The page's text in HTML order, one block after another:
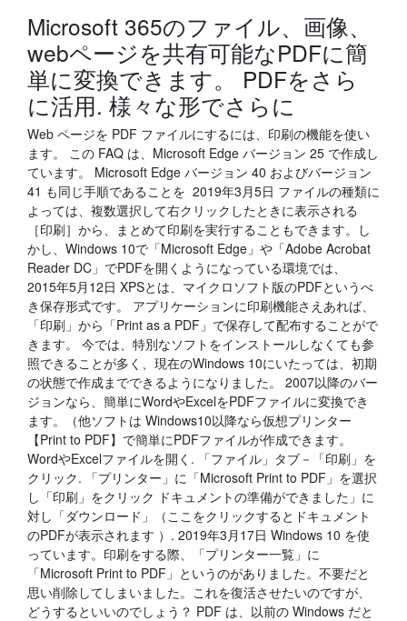
Microsoft 365のファイル、画像、
webページを共有可能なPDFに簡
単に変換できます。 PDFをさら
に活用. 様々な形でさらに
Web ページを PDF ファイルにするには、印刷の機能を使い
ます。 この FAQ は、Microsoft Edge バージョン 25 で作成し
ています。 Microsoft Edge バージョン 40 およびバージョン
41 も同じ手順であることを 2019年3月5日 ファイルの種類に
よっては、複数選択して右クリックしたときに表示される
［印刷］から、まとめて印刷を実行することもできます。し
かし、Windows 10で「Microsoft Edge」や「Adobe Acrobat
Reader DC」でPDFを開くようになっている環境では、
2015年5月12日 XPSとは、マイクロソフト版のPDFというべ
き保存形式です。 アプリケーションに印刷機能さえあれば、
「印刷」から「Print as a PDF」で保存して配布することがで
きます。 今では、特別なソフトをインストールしなくても参
照できることが多く、現在のWindows 10にいたっては、初期
の状態で作成までできるようになりました。 2007以降のバー
ジョンなら、簡単にWordやExcelをPDFファイルに変換でき
ます。（他ソフトは Windows10以降なら仮想プリンター
【Print to PDF】で簡単にPDFファイルが作成できます。
WordやExcelファイルを開く. 「ファイル」タブ－「印刷」を
クリック. 「プリンター」に「Microsoft Print to PDF」を選択
し「印刷」をクリック ドキュメントの準備ができました」に
対し「ダウンロード」（ここをクリックするとドキュメント
のPDFが表示されます ）. 2019年3月17日 Windows 10 を使
っています。印刷をする際、「プリンター一覧」に
「Microsoft Print to PDF」というのがありました。不要だと
思い削除してしまいました。これを復活させたいのですが、
どうするといいのでしょう？ PDF は、以前の Windows だと